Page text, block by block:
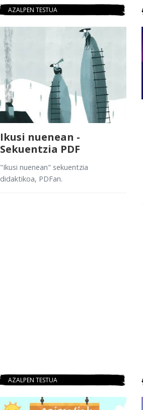
AZALPEN TESTUA
Ikusi nuenean -
Sekuentzia PDF
"Ikusi nuenean" sekuentzia
didaktikoa, PDFan.
AZALPEN TESTUA